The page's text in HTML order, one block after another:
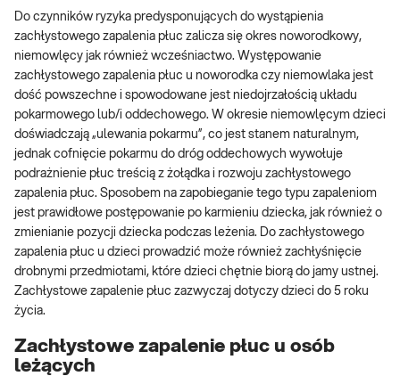
Do czynników ryzyka predysponujących do wystąpienia
zachłystowego zapalenia płuc zalicza się okres noworodkowy,
niemowlęcy jak również wcześniactwo. Występowanie
zachłystowego zapalenia płuc u noworodka czy niemowlaka jest
dość powszechne i spowodowane jest niedojrzałością układu
pokarmowego lub/i oddechowego. W okresie niemowlęcym dzieci
doświadczają „ulewania pokarmu”, co jest stanem naturalnym,
jednak cofnięcie pokarmu do dróg oddechowych wywołuje
podrażnienie płuc treścią z żołądka i rozwoju zachłystowego
zapalenia płuc. Sposobem na zapobieganie tego typu zapaleniom
jest prawidłowe postępowanie po karmieniu dziecka, jak również o
zmienianie pozycji dziecka podczas leżenia. Do zachłystowego
zapalenia płuc u dzieci prowadzić może również zachłyśnięcie
drobnymi przedmiotami, które dzieci chętnie biorą do jamy ustnej.
Zachłystowe zapalenie płuc zazwyczaj dotyczy dzieci do 5 roku
życia.
Zachłystowe zapalenie płuc u osób
leżących